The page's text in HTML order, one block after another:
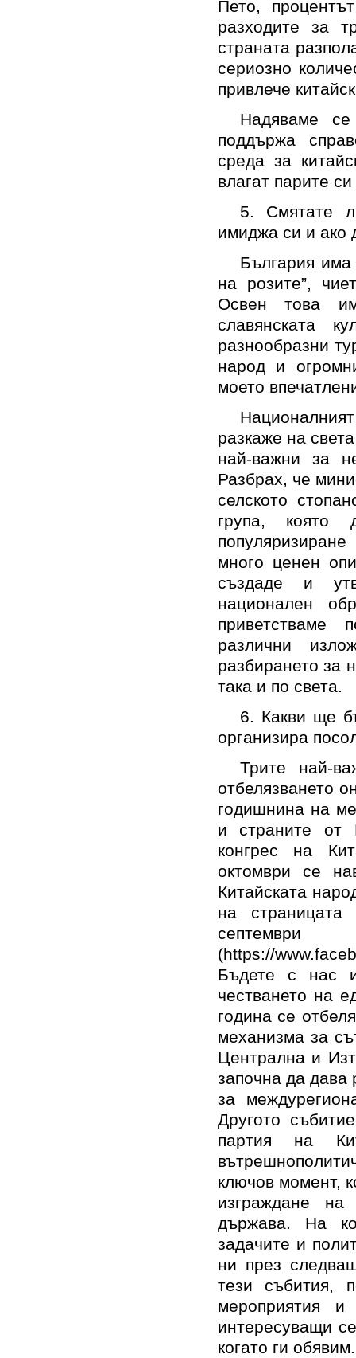
Пето,
разходите за
страната
сериозно
привлече
Надяваме
поддържа
среда за
влагат парите
5. Смятате
имиджа си и ако
България
на розите”,
Освен това
славянската
разнообразни
народ и
моето
разкаже на
най-важни за
Разбрах, че
селското
група,
много ценен
създаде и
национален
приветстваме
различни
разбирането за
така и по света.
6. Какви ще
организира
Трите най-
отбелязването
годишнина на
и страните от
конгрес на
октомври се
Китайската
на
(https://
Бъдете с нас
честването на
година се
механизма за
Централна и
започна да дава
за
Другото
партия на
ключов момент,
изграждане на
държава. На
задачите и
ни през
тези събития,
мероприятия
интересуващи
когато ги